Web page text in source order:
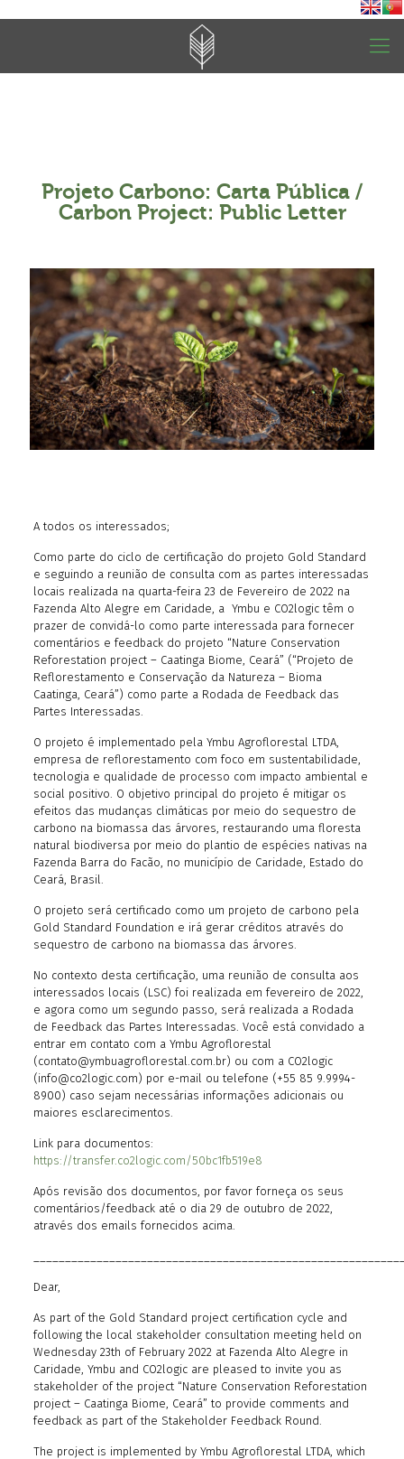
Projeto Carbono: Carta Pública /
Carbon Project: Public Letter
A todos os interessados;
Como parte do ciclo de certificação do projeto Gold Standard
e seguindo a reunião de consulta com as partes interessadas
locais realizada na quarta-feira 23 de Fevereiro de 2022 na
Fazenda Alto Alegre em Caridade, a Ymbu e CO2logic têm o
prazer de convidá-lo como parte interessada para fornecer
comentários e feedback do projeto “Nature Conservation
Reforestation project – Caatinga Biome, Ceará” (“Projeto de
Reflorestamento e Conservação da Natureza – Bioma
Caatinga, Ceará”) como parte a Rodada de Feedback das
Partes Interessadas.
O projeto é implementado pela Ymbu Agroflorestal LTDA,
empresa de reflorestamento com foco em sustentabilidade,
tecnologia e qualidade de processo com impacto ambiental e
social positivo. O objetivo principal do projeto é mitigar os
efeitos das mudanças climáticas por meio do sequestro de
carbono na biomassa das árvores, restaurando uma floresta
natural biodiversa por meio do plantio de espécies nativas na
Fazenda Barra do Facão, no município de Caridade, Estado do
Ceará, Brasil.
O projeto será certificado como um projeto de carbono pela
Gold Standard Foundation e irá gerar créditos através do
sequestro de carbono na biomassa das árvores.
No contexto desta certificação, uma reunião de consulta aos
interessados ​​locais (LSC) foi realizada em fevereiro de 2022,
e agora como um segundo passo, será realizada a Rodada
de Feedback das Partes Interessadas. Você está convidado a
entrar em contato com a Ymbu Agroflorestal
(contato@ymbuagroflorestal.com.br) ou com a CO2logic
(info@co2logic.com) por e-mail ou telefone (+55 85 9.9994-
8900) caso sejam necessárias informações adicionais ou
maiores esclarecimentos.
Link para documentos:
https://transfer.co2logic.com/50bc1fb519e8
Após revisão dos documentos, por favor forneça os seus
comentários/feedback até o dia 29 de outubro de 2022,
através dos emails fornecidos acima.
Dear,
As part of the Gold Standard project certification cycle and
following the local stakeholder consultation meeting held on
Wednesday 23th of February 2022 at Fazenda Alto Alegre in
Caridade, Ymbu and CO2logic are pleased to invite you as
stakeholder of the project “Nature Conservation Reforestation
project – Caatinga Biome, Ceará” to provide comments and
feedback as part of the Stakeholder Feedback Round.
The project is implemented by Ymbu Agroflorestal LTDA, which